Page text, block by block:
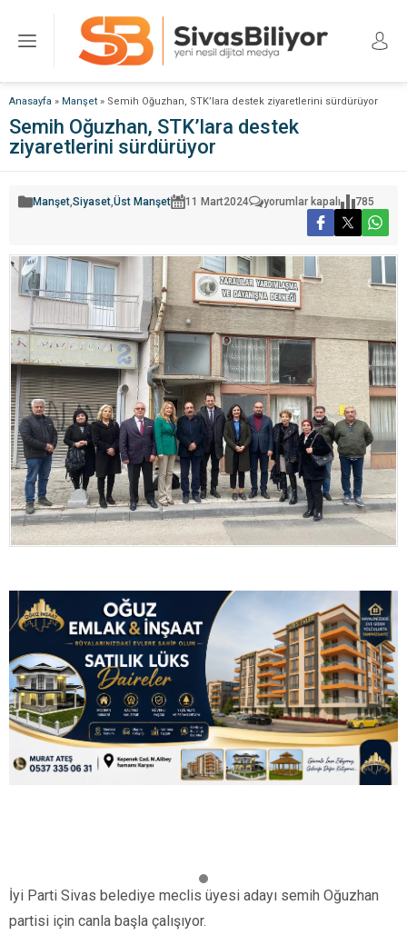
Anasayfa » Manşet » Semih Oğuzhan, STK’lara destek ziyaretlerini sürdürüyor
Semih Oğuzhan, STK’lara destek
ziyaretlerini sürdürüyor
Manşet,Siyaset,Üst Manşet 11 Mart2024
Semih
Oğuzhan,
ziyaretlerini
sürdürüyor
için
yorumlar kapalı 785
İyi Parti Sivas belediye meclis üyesi adayı semih Oğuzhan
partisi için canla başla çalışıyor.